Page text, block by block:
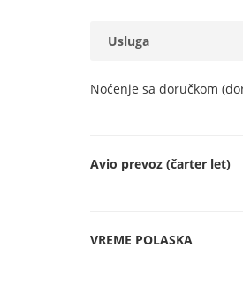
Usluga
Noćenje sa doručkom
Avio prevoz (čarter let)
VREME POLASKA